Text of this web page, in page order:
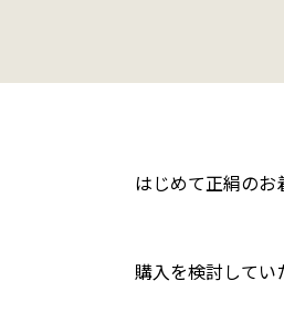
はじめて正絹のお
購入を検討してい